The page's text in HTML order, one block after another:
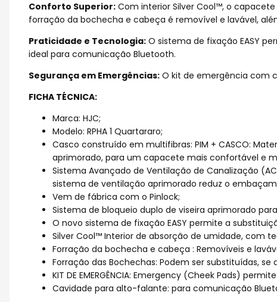
Conforto Superior: Com interior Silver Cool™, o
forração da bochecha e cabeça é removível e lavável,
Praticidade e Tecnologia: O sistema de fixação EASY
ideal para comunicação Bluetooth.
Segurança em Emergências: O kit de emergência com
FICHA TÉCNICA:
Marca: HJC;
Modelo: RPHA 1 Quartararo;
Casco construído em multifibras: PIM + CASCO:
aprimorado, para um capacete mais confortável e
Sistema Avançado de Ventilação de Canalização
sistema de ventilação aprimorado reduz o
Vem de fábrica com o Pinlock;
Sistema de bloqueio duplo de viseira aprimorado
O novo sistema de fixação EASY permite a
Silver Cool™ Interior de absorção de umidade, com
Forração da bochecha e cabeça : Removíveis e
Forração das Bochechas: Podem ser substituídas,
KIT DE EMERGÊNCIA: Emergency (Cheek Pads)
Cavidade para alto-falante: para comunicação